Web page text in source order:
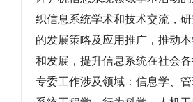
织信息系统学术和技术交流，
的发展策略及应用推广，推动
和发展，提升信息系统在社会各
专委工作涉及领域：信息学、管